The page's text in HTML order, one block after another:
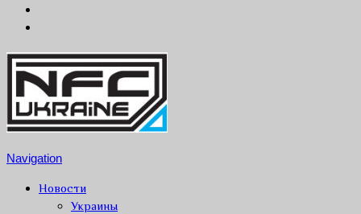
Navigation
Новости
Украины